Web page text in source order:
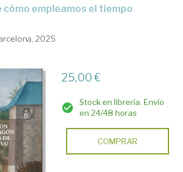
cómo empleamos el tiempo
2025
25,00 €
Stock en librería. Envío
en 24/48 horas
COMPRAR